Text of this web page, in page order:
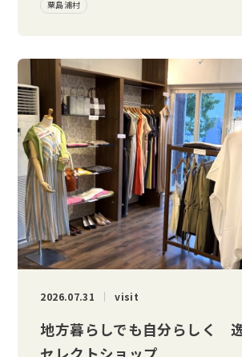
粟島浦村
2026.07.31 visit
地方暮らしでも自分らしく